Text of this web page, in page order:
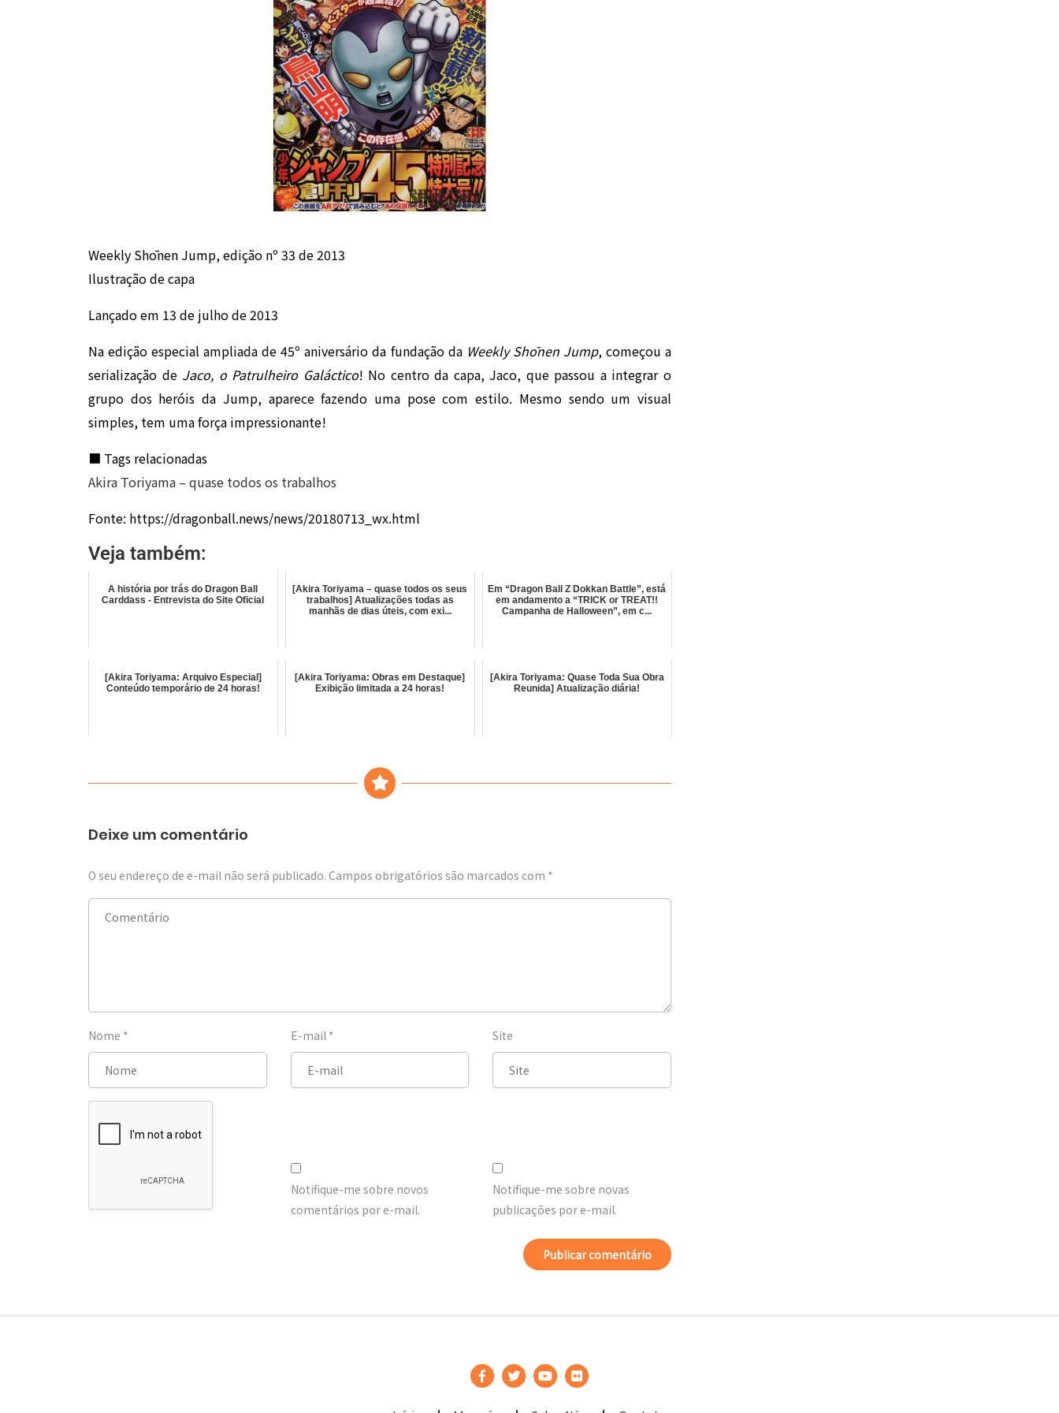
Weekly Shōnen Jump, edição nº 33 de 2013
Ilustração de capa
Lançado em 13 de julho de 2013
Na edição especial ampliada de 45º aniversário da fundação da Weekly Shōnen Jump, começou a
serialização de Jaco, o Patrulheiro Galáctico! No centro da capa, Jaco, que passou a integrar o
grupo dos heróis da Jump, aparece fazendo uma pose com estilo. Mesmo sendo um visual
simples, tem uma força impressionante!
■ Tags relacionadas
Akira Toriyama – quase todos os trabalhos
Fonte: https://dragonball.news/news/20180713_wx.html
Veja também:
A história por trás do Dragon Ball
Carddass - Entrevista do Site Oficial
[Akira Toriyama – quase todos os seus
trabalhos] Atualizações todas as
manhãs de dias úteis, com exi...
Em “Dragon Ball Z Dokkan Battle”, está
em andamento a “TRICK or TREAT!!
Campanha de Halloween”, em c...
[Akira Toriyama: Arquivo Especial]
Conteúdo temporário de 24 horas!
[Akira Toriyama: Obras em Destaque]
Exibição limitada a 24 horas!
[Akira Toriyama: Quase Toda Sua Obra
Reunida] Atualização diária!
Deixe um comentário
O seu endereço de e-mail não será publicado. Campos obrigatórios são marcados com *
Nome * E-mail * Site
Notifique-me sobre novos
comentários por e-mail.
Notifique-me sobre novas
publicações por e-mail.